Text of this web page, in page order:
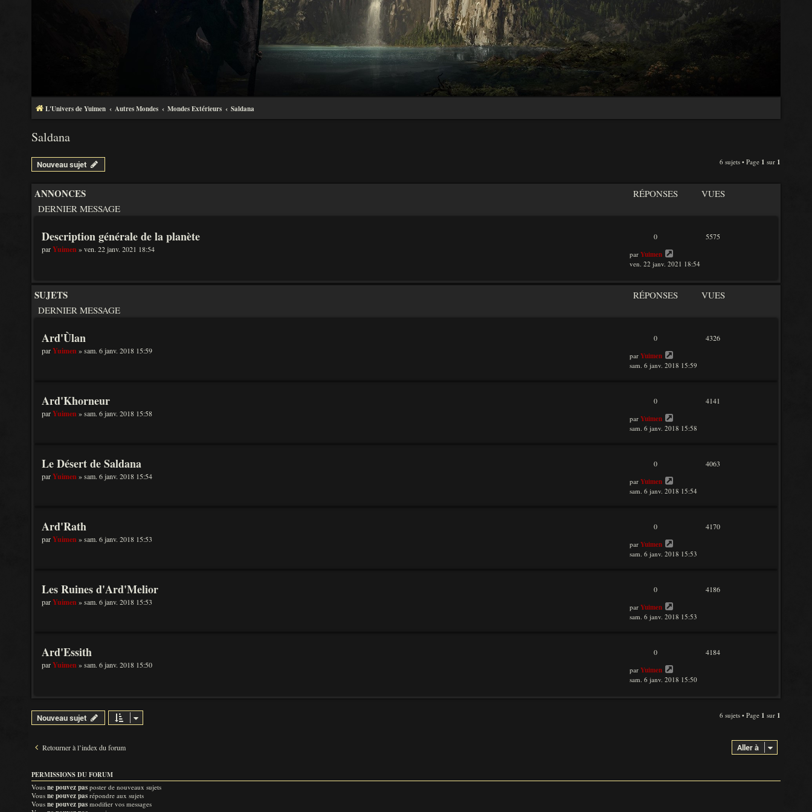
L'Univers de Yuimen Autres Mondes Mondes Extérieurs Saldana
Saldana
Nouveau sujet 6 sujets • Page 1 sur 1
ANNONCES RÉPONSES
VUES
DERNIER MESSAGE
Description générale de la planète
parYuimen» ven. 22 janv. 2021 18:54
0 5575
par Yuimen
ven. 22 janv. 2021 18:54
SUJETS RÉPONSES
VUES
DERNIER MESSAGE
Ard'Ùlan
parYuimen» sam. 6 janv. 2018 15:59
0 4326
par Yuimen
sam. 6 janv. 2018 15:59
Ard'Khorneur
parYuimen» sam. 6 janv. 2018 15:58
0 4141
par Yuimen
sam. 6 janv. 2018 15:58
Le Désert de Saldana
parYuimen» sam. 6 janv. 2018 15:54
0 4063
par Yuimen
sam. 6 janv. 2018 15:54
Ard'Rath
parYuimen» sam. 6 janv. 2018 15:53
0 4170
par Yuimen
sam. 6 janv. 2018 15:53
Les Ruines d'Ard'Melior
parYuimen» sam. 6 janv. 2018 15:53
0 4186
par Yuimen
sam. 6 janv. 2018 15:53
Ard'Essith
parYuimen» sam. 6 janv. 2018 15:50
0 4184
par Yuimen
sam. 6 janv. 2018 15:50
Nouveau sujet 6 sujets • Page 1 sur 1
Retourner à l’index du forum Aller à
PERMISSIONS DU FORUM
Vous ne pouvez pas poster de nouveaux sujets
Vous ne pouvez pas répondre aux sujets
Vous ne pouvez pas modifier vos messages